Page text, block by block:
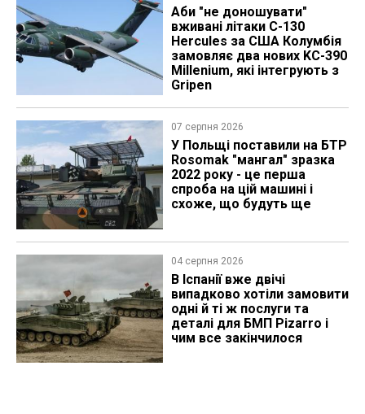
Аби "не доношувати"
вживані літаки C-130
Hercules за США Колумбія
замовляє два нових KC-390
Millenium, які інтегрують з
Gripen
07 серпня 2026
У Польщі поставили на БТР
Rosomak "мангал" зразка
2022 року - це перша
спроба на цій машині і
схоже, що будуть ще
04 серпня 2026
В Іспанії вже двічі
випадково хотіли замовити
одні й ті ж послуги та
деталі для БМП Pizarro і
чим все закінчилося